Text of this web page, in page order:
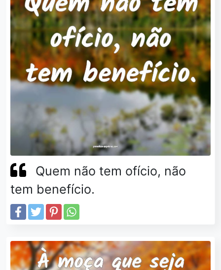
Quem não tem ofício, não
tem benefício.